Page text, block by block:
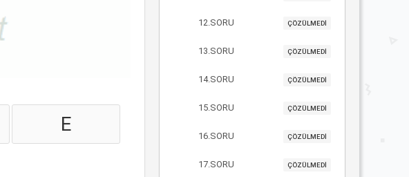
E
12.SORU ÇÖZÜLMEDİ
13.SORU ÇÖZÜLMEDİ
14.SORU ÇÖZÜLMEDİ
15.SORU ÇÖZÜLMEDİ
16.SORU ÇÖZÜLMEDİ
17.SORU ÇÖZÜLMEDİ